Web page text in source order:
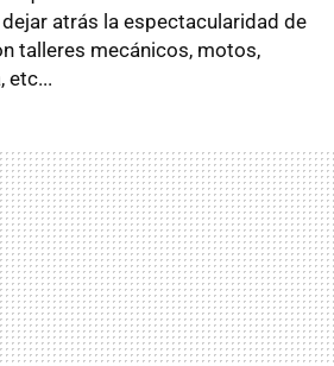
atrás la espectacularidad de
talleres mecánicos, motos,
etc...